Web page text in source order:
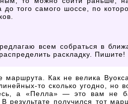
до того самого шоссе, по
всем собраться в
раскладку. Пишите!
маршрута. Как не велика
то сколько угодно, но
а «Пелла» — это вам не
результате получился тот